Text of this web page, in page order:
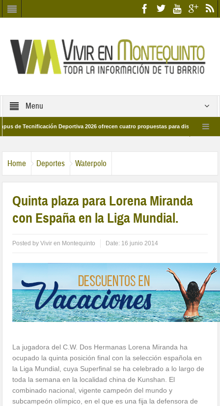
Menu
Tecnificación Deportiva 2026 ofrecen cuatro propuestas para disfrutar del deporte
Home Deportes Waterpolo
Quinta plaza para Lorena Miranda
con España en la Liga Mundial.
Posted byVivir en Montequinto Date: 16 junio 2014
La jugadora del C.W. Dos Hermanas Lorena Miranda ha
ocupado la quinta posición final con la selección española en
la Liga Mundial, cuya Superfinal se ha celebrado a lo largo de
toda la semana en la localidad china de Kunshan. El
combinado nacional, vigente campeón del mundo y
subcampeón olímpico, en el que es una fija la defensora de